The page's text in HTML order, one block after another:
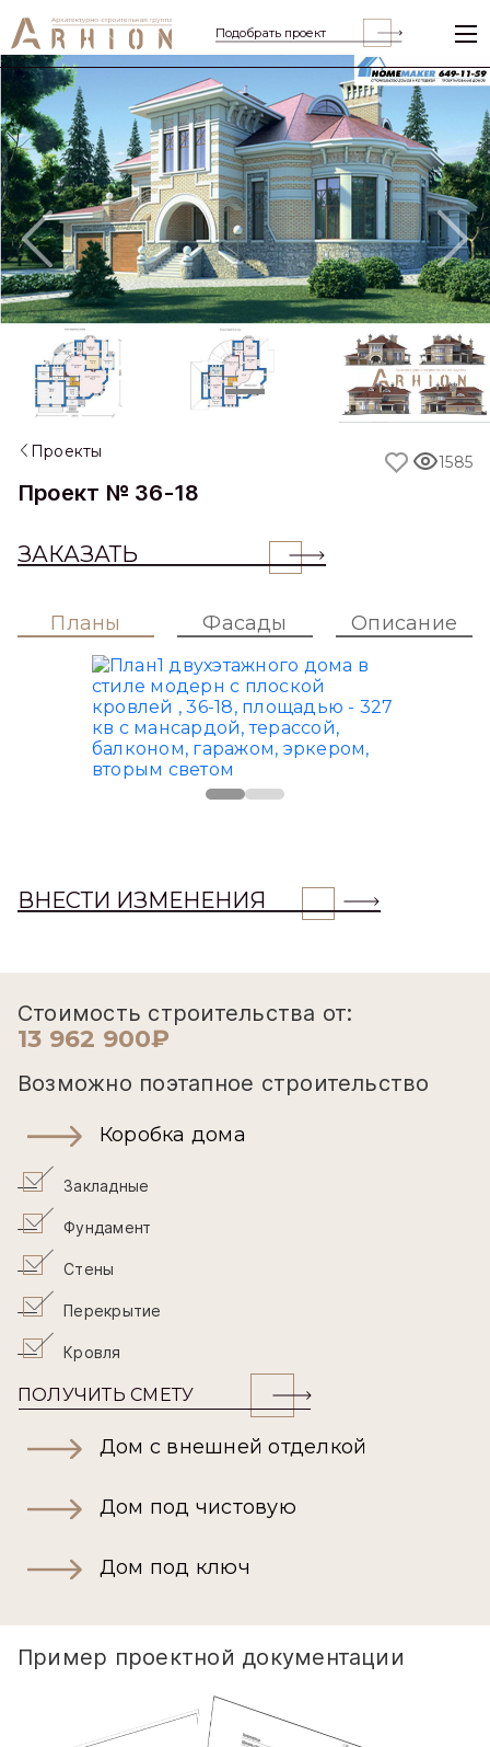
Подобрать проект
Previous
Проекты
Проект № 36-18
ЗАКАЗАТЬ
1585
Планы Фасады Описание
ВНЕСТИ ИЗМЕНЕНИЯ
Стоимость строительства от:
13 962 900₽
Возможно поэтапное строительство
Коробка дома
Закладные
Фундамент
Стены
Перекрытие
Кровля
ПОЛУЧИТЬ СМЕТУ
Дом с внешней отделкой
Дом под чистовую
Дом под ключ
Пример проектной документации